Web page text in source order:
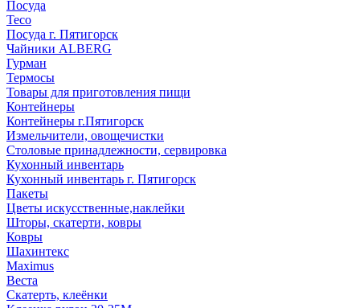
Посуда
Teco
Посуда г. Пятигорск
Чайники ALBERG
Гурман
Термосы
Товары для приготовления пищи
Контейнеры
Контейнеры г.Пятигорск
Измельчители, овощечистки
Столовые принадлежности, сервировка
Кухонный инвентарь
Кухонный инвентарь г. Пятигорск
Пакеты
Цветы искусственные,наклейки
Шторы, скатерти, ковры
Ковры
Шахинтекс
Maximus
Веста
Скатерть, клеёнки